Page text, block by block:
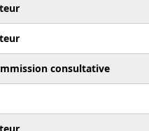
consultative